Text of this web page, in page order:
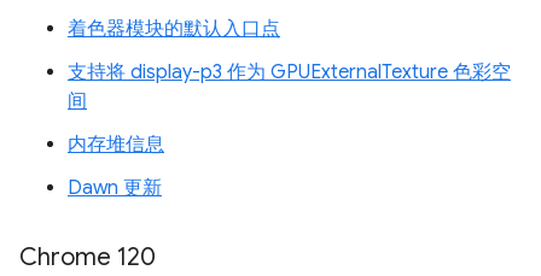
着色器模块的默认入口点
支持将 display-p3 作为 GPUExternalTexture 色彩空
间
内存堆信息
Dawn 更新
Chrome 120